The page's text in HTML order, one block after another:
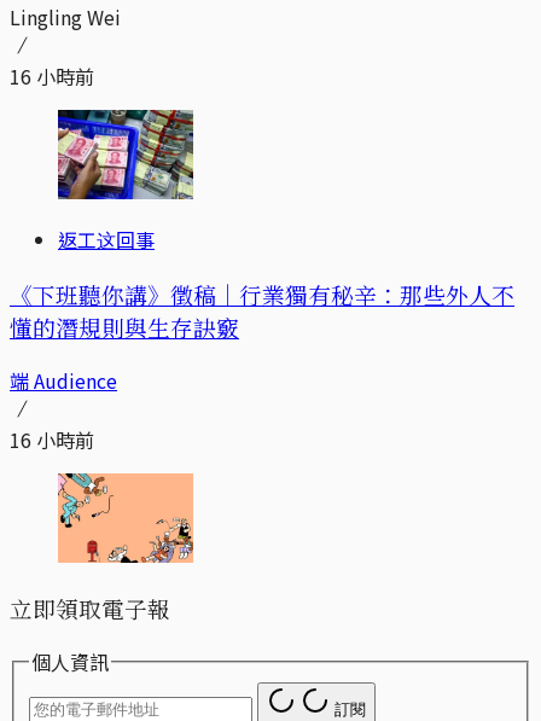
Lingling Wei
16 小時前
返工这回事
《下班聽你講》徵稿｜行業獨有秘辛：那些外人不
懂的潛規則與生存訣竅
端 Audience
16 小時前
立即領取電子報
個人資訊
訂閱